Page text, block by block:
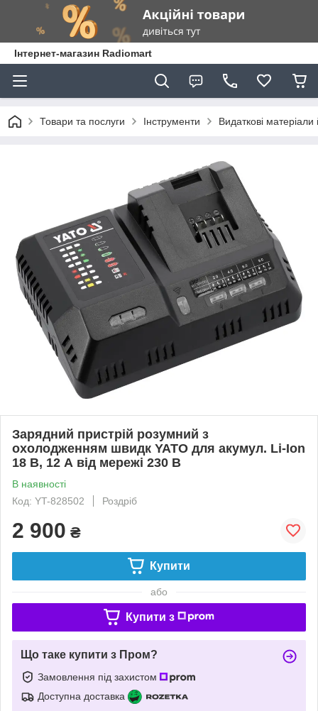
Інтернет-магазин Radiomart
Товари та послуги Інструменти Видаткові
Зарядний пристрій розумний з
охолодженням швидк YATO для акумул. Li-Ion
18 В, 12 А від мережі 230 B
В наявності
Код: YT-828502
Роздріб
2 900 ₴
Купити
або
Купити з
Що таке купити з Пром?
Замовлення під захистом
Доступна доставка